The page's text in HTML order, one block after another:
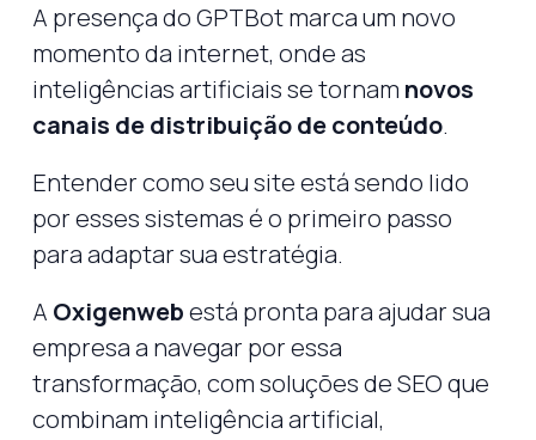
A presença do GPTBot marca um novo
momento da internet, onde as
inteligências artificiais se tornam novos
canais de distribuição de conteúdo.
Entender como seu site está sendo lido
por esses sistemas é o primeiro passo
para adaptar sua estratégia.
A Oxigenwebestá pronta para ajudar sua
empresa a navegar por essa
transformação, com soluções de SEO que
combinam inteligência artificial,